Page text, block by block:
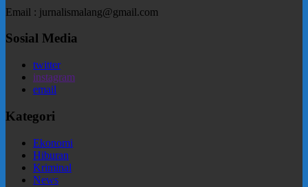
Email : jurnalismalang@gmail.com
Sosial Media
twitter
instagram
email
Kategori
Ekonomi
Hiburan
Kriminal
News